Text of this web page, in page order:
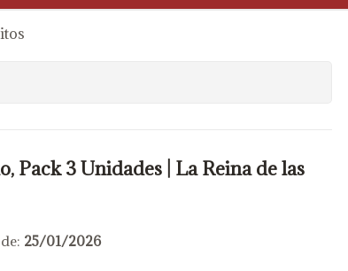
Pack 3 Unidades | La Reina de las
25/01/2026